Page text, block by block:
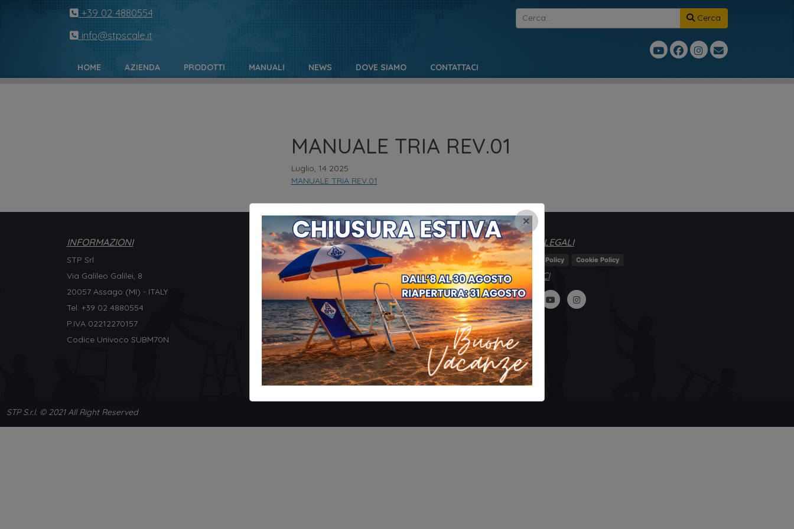
+39 02 4880554
info@stpscale.it
Cerca
HOME AZIENDA PRODOTTI MANUALI NEWS DOVE SIAMO CONTATTACI
MANUALE TRIA REV.01
Luglio, 14 2025
MANUALE TRIA REV.01
INFORMAZIONI
STP Srl
Via Galileo Galilei, 8
20057 Assago (MI) - ITALY
Tel. +39 02 4880554
P.IVA 02212270157
Codice Univoco SUBM70N
MENU
HOME
AZIENDA
MANUALI
DOVE SIAMO
CONTATTACI
NOTE LEGALI
Privacy Policy Cookie Policy
SEGUICI
STP S.r.l. © 2021 All Right Reserved
×